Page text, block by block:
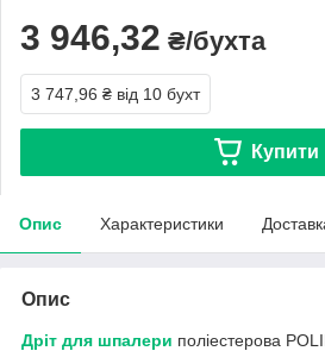
3 946,32 ₴/бухта
3 747,96 ₴ від 10 бухт
Купити
Опис Характеристики
Опис
Дріт для шпалери поліестерова